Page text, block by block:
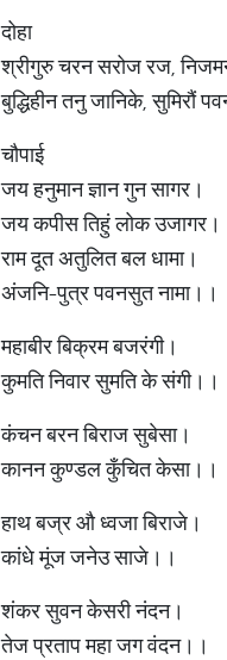
दोहा
श्रीगुरु चरन सरोज रज,
बुद्धिहीन तनु जानिके, सुमिरौं
चौपाई
जय हनुमान ज्ञान गुन सागर।
जय कपीस तिहुं लोक
राम दूत अतुलित बल धामा।
अंजनि-पुत्र पवनसुत नामा।।
महाबीर बिक्रम बजरंगी।
कुमति निवार सुमति के संगी।।
कंचन बरन बिराज सुबेसा।
कानन कुण्डल कुँचित केसा।।
हाथ बज्र औ ध्वजा बिराजे।
कांधे मूंज जनेउ साजे।।
शंकर सुवन केसरी नंदन।
तेज प्रताप महा जग वंदन।।